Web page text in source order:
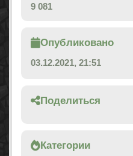
9 081
Опубликовано
03.12.2021, 21:51
Поделиться
Категории